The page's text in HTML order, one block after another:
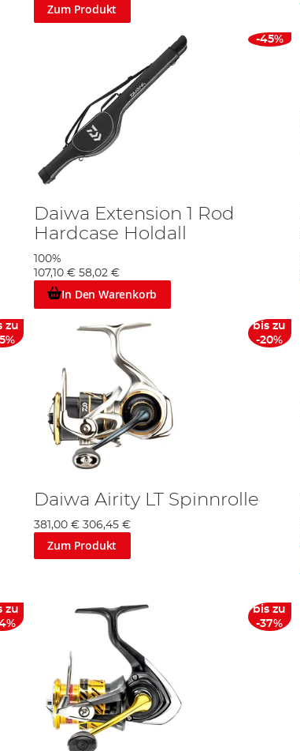
Zum Produkt
-45%
Daiwa Extension 1 Rod
Hardcase Holdall
100%
107,10 € 58,02 €
In Den Warenkorb
zu
bis zu
-20%
Daiwa Airity LT Spinnrolle
381,00 € 306,45 €
Zum Produkt
zu
bis zu
-37%